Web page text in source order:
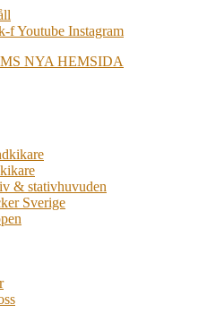
fYoutube Instagram
NYA HEMSIDA
& stativhuvuden
Sverige